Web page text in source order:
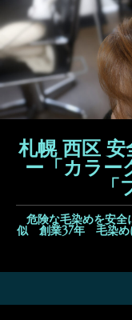
札幌 西区
ー「カラー
危険な毛染めを安
似 創業37年 毛染め